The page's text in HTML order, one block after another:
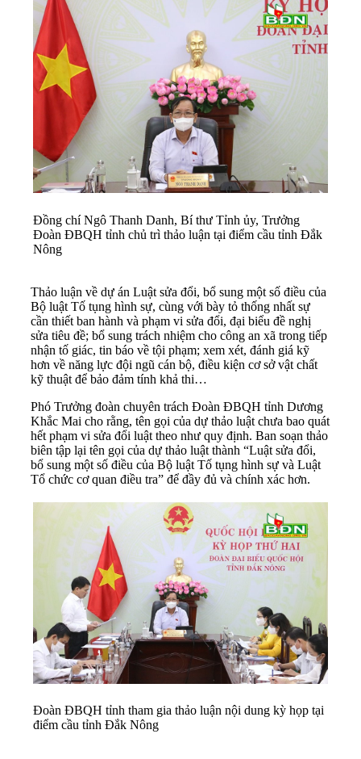
Đồng chí Ngô Thanh Danh, Bí thư Tỉnh ủy, Trưởng
Đoàn ĐBQH tỉnh chủ trì thảo luận tại điểm cầu tỉnh Đắk
Nông
Thảo luận về dự án Luật sửa đổi, bổ sung một số điều của
Bộ luật Tố tụng hình sự, cùng với bày tỏ thống nhất sự
cần thiết ban hành và phạm vi sửa đổi, đại biểu đề nghị
sửa tiêu đề; bổ sung trách nhiệm cho công an xã trong tiếp
nhận tố giác, tin báo về tội phạm; xem xét, đánh giá kỹ
hơn về năng lực đội ngũ cán bộ, điều kiện cơ sở vật chất
kỹ thuật để bảo đảm tính khả thi…
Phó Trưởng đoàn chuyên trách Đoàn ĐBQH tỉnh Dương
Khắc Mai cho rằng, tên gọi của dự thảo luật chưa bao quát
hết phạm vi sửa đổi luật theo như quy định. Ban soạn thảo
biên tập lại tên gọi của dự thảo luật thành “Luật sửa đổi,
bổ sung một số điều của Bộ luật Tố tụng hình sự và Luật
Tổ chức cơ quan điều tra” để đầy đủ và chính xác hơn.
Đoàn ĐBQH tỉnh tham gia thảo luận nội dung kỳ họp tại
điểm cầu tỉnh Đắk Nông